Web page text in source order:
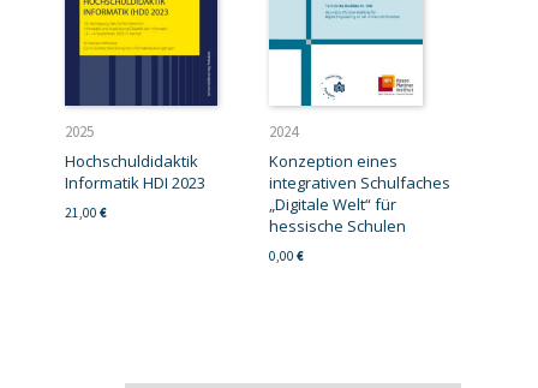
2025
Hochschuldidaktik
Informatik HDI 2023
21,00 €
2024
Konzeption eines
integrativen Schulfaches
„Digitale Welt“ für
hessische Schulen
0,00 €